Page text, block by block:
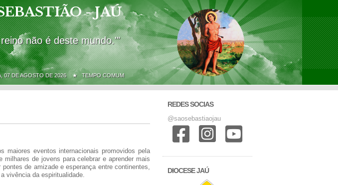
- JAÚ
não é deste mundo.'"
07 DE AGOSTO DE 2026 ★ TEMPO COMUM
maiores eventos internacionais promovidos pela
milhares de jovens para celebrar e aprender mais
de amizade e esperança entre continentes,
vivência da espiritualidade.
REDES SOCIAS
@saosebastiaojau
DIOCESE JAÚ